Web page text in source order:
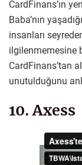
CardFinans’ın
Baba’nın
insanları
ilgilenmemesine
CardFinans’tan
unutulduğunu
10. Axess